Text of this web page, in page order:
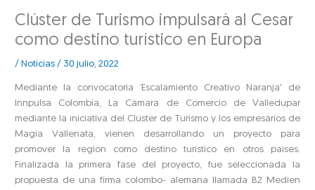
Clúster de Turismo impulsará al Cesar
como destino turístico en Europa
/ Noticias / 30 julio, 2022
Mediante la convocatoria ‘Escalamiento Creativo Naranja’ de
Innpulsa Colombia, La Cámara de Comercio de Valledupar
mediante la iniciativa del Clúster de Turismo y los empresarios de
Magia Vallenata, vienen desarrollando un proyecto para
promover la región como destino turístico en otros países.
Finalizada la primera fase del proyecto, fue seleccionada la
propuesta de una firma colombo- alemana llamada B2 Medien